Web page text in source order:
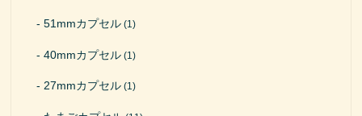
51mmカプセル (1)
40mmカプセル (1)
27mmカプセル (1)